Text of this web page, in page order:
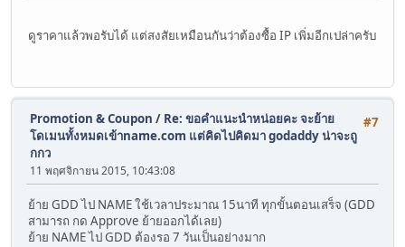
ดูราคาแล้วพอรับได้ แต่สงสัยเหมือนกันว่าต้องซื้อ IP เพิ่มอีกเปล่าครับ
#7
Promotion & Coupon / Re: ขอคำแนะนำหน่อยคะ จะย้าย
โดเมนทั้งหมดเข้าname.com แต่คิดไปคิดมา godaddy น่าจะถู
กกว
11 พฤศจิกายน 2015, 10:43:08
ย้าย GDD ไป NAME ใช้เวลาประมาณ 15นาที ทุกขั้นตอนเสร็จ (GDD
สามารถ กด Approve ย้ายออกได้เลย)
ย้าย NAME ไป GDD ต้องรอ 7 วันเป็นอย่างมาก